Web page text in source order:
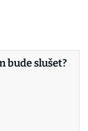
bude slušet?